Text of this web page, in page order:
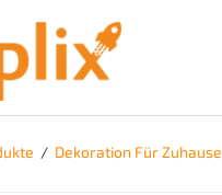
/ Dekoration Für Zuhause